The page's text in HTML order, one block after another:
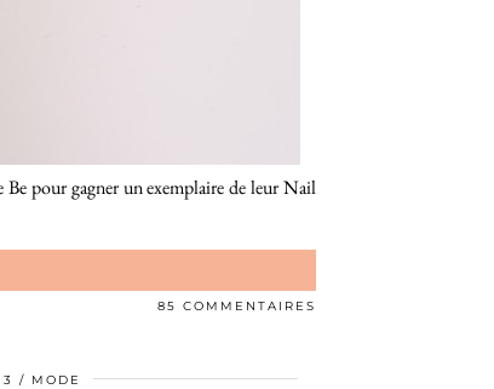
Be pour gagner un exemplaire de leur Nail
85 COMMENTAIRES
MODE